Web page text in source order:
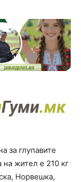
за глупавите
на жител е 210 кг
Норвешка,